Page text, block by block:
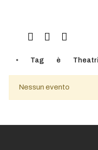
Tag è
Nessun evento